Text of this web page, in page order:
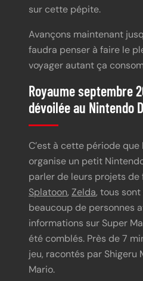
sur cette pépite.
Avançons maintenant
faudra penser à faire le
voyager autant ça
Royaume septembre
dévoilée au Nintendo
C’est à cette période que
organise un petit
parler de leurs projets de
Splatoon, Zelda, tous
beaucoup de personnes
informations sur Super
été comblés. Près de 7
jeu, racontés par Shigeru
Mario.